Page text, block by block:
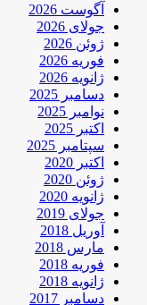
آگوست 2026
جولای 2026
ژوئن 2026
فوریه 2026
ژانویه 2026
دسامبر 2025
نوامبر 2025
اکتبر 2025
سپتامبر 2025
اکتبر 2020
ژوئن 2020
ژانویه 2020
جولای 2019
آوریل 2018
مارس 2018
فوریه 2018
ژانویه 2018
دسامبر 2017